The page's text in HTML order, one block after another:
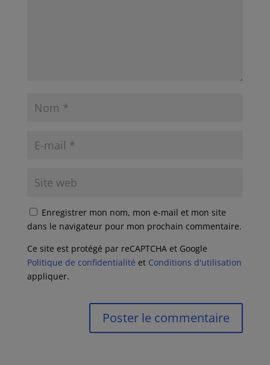
Enregistrer mon nom, mon e-mail et mon site
dans le navigateur pour mon prochain commentaire.
Ce site est protégé par reCAPTCHA et Google
Politique de confidentialité et Conditions d'utilisation
appliquer.